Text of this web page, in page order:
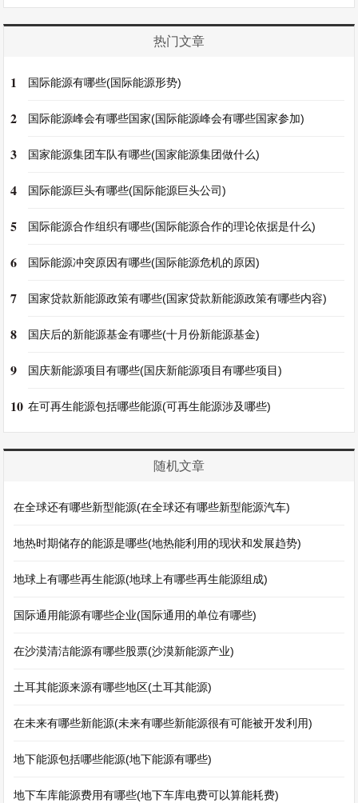
热门文章
1 国际能源有哪些(国际能源形势)
2 国际能源峰会有哪些国家(国际能源峰会有哪些国家参加)
3 国家能源集团车队有哪些(国家能源集团做什么)
4 国际能源巨头有哪些(国际能源巨头公司)
5 国际能源合作组织有哪些(国际能源合作的理论依据是什么)
6 国际能源冲突原因有哪些(国际能源危机的原因)
7 国家贷款新能源政策有哪些(国家贷款新能源政策有哪些内容)
8 国庆后的新能源基金有哪些(十月份新能源基金)
9 国庆新能源项目有哪些(国庆新能源项目有哪些项目)
10 在可再生能源包括哪些能源(可再生能源涉及哪些)
随机文章
在全球还有哪些新型能源(在全球还有哪些新型能源汽车)
地热时期储存的能源是哪些(地热能利用的现状和发展趋势)
地球上有哪些再生能源(地球上有哪些再生能源组成)
国际通用能源有哪些企业(国际通用的单位有哪些)
在沙漠清洁能源有哪些股票(沙漠新能源产业)
土耳其能源来源有哪些地区(土耳其能源)
在未来有哪些新能源(未来有哪些新能源很有可能被开发利用)
地下能源包括哪些能源(地下能源有哪些)
地下车库能源费用有哪些(地下车库电费可以算能耗费)